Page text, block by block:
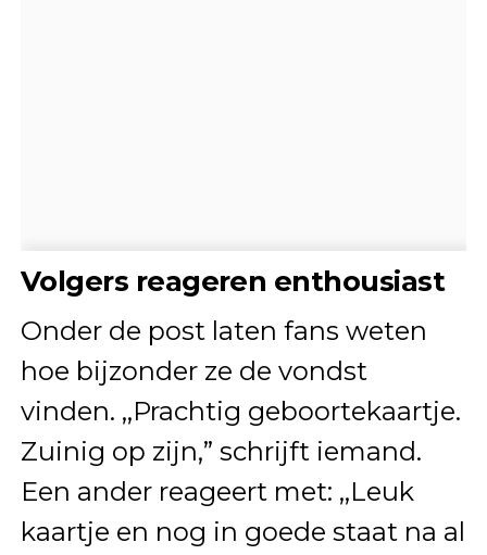
Volgers reageren enthousiast
Onder de post laten fans weten
hoe bijzonder ze de vondst
vinden. ,,Prachtig geboortekaartje.
Zuinig op zijn,” schrijft iemand.
Een ander reageert met: ,,Leuk
kaartje en nog in goede staat na al